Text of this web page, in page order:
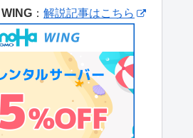
： 解説記事はこちら